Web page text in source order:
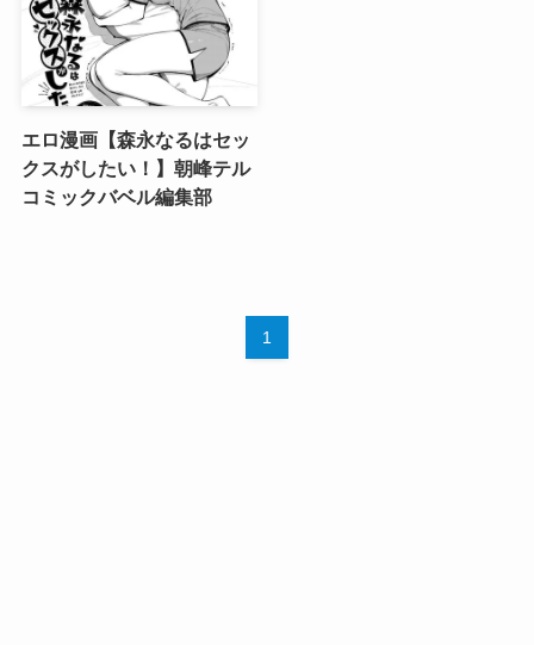
エロ漫画【森永なるはセッ
クスがしたい！】朝峰テル
コミックバベル編集部
1